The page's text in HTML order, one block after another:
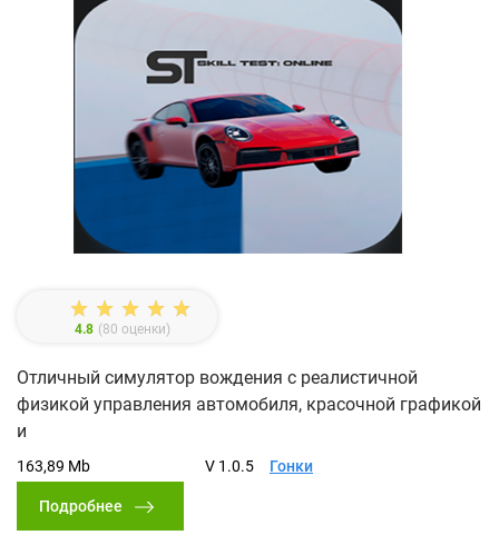
4.8 (80 оценки)
Отличный симулятор вождения с реалистичной
физикой управления автомобиля, красочной графикой
и
163,89 Mb V 1.0.5 Гонки
Подробнее